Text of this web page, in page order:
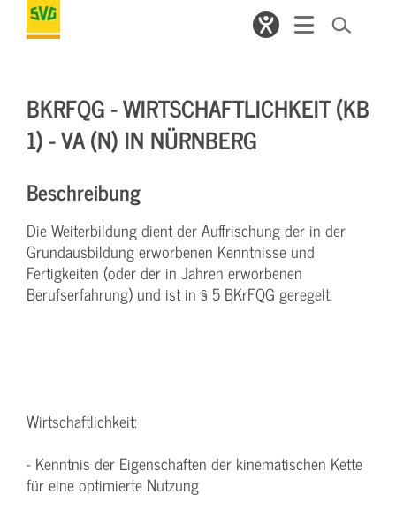
BKRFQG - WIRTSCHAFTLICHKEIT (KB
1) - VA (N) IN NÜRNBERG
Beschreibung
Die Weiterbildung dient der Auffrischung der in der
Grundausbildung erworbenen Kenntnisse und
Fertigkeiten (oder der in Jahren erworbenen
Berufserfahrung) und ist in § 5 BKrFQG geregelt.
Wirtschaftlichkeit:
- Kenntnis der Eigenschaften der kinematischen Kette
für eine optimierte Nutzung